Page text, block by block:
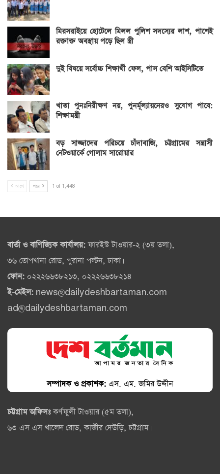
মিরসরাইয়ে হোটেলে মিলল পুলিশ সদস্যের লাশ, পাশেই
রক্তাক্ত অবস্থায় পড়ে ছিল স্ত্রী
দুই বিষয়ে সর্বোচ্চ শিক্ষার্থী ফেল, পাস বেশি আইসিটিতে
খাতা পুনঃনিরীক্ষণ নয়, পুনর্মূল্যায়নেরও সুযোগ পাবে:
শিক্ষামন্ত্রী
বড় সাজ্জাদের পরিচয়ে চাঁদাবাজি, চট্টগ্রামের সন্ত্রাসী
নেটওয়ার্কে গোলাম সারোয়ার
আগে পরে 1 of 1,448
বার্তা ও বাণিজ্যিক কার্যালয়:ফারইস্ট টাওয়ার-২ (৩য় তলা),
৩৬ তোপখানা রোড, পুরানা পল্টন, ঢাকা।
ফোন: ০২২২৬৬৩৮২১৩, ০২২২৬৬৩৮২১৪
ই-মেইল: news@dailydeshbartaman.com
ad@dailydeshbartaman.com
সম্পাদক ও প্রকাশক: এস. এম. জমির উদ্দীন
চট্টগ্রাম অফিসঃকর্ণফুলী টাওয়ার (৫ম তলা),
৬৩ এস এস খালেদ রোড, কাজীর দেউড়ি, চট্টগ্রাম।